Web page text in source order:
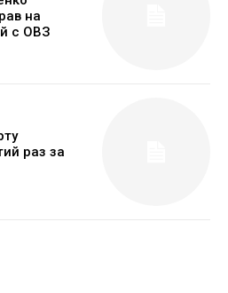
на
с ОВЗ
раз за